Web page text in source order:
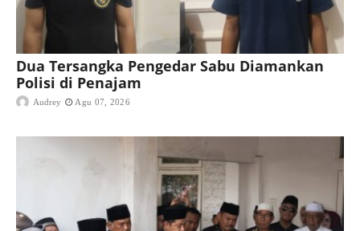
Dua Tersangka Pengedar Sabu Diamankan
Polisi di Penajam
Audrey Agu 07, 2026